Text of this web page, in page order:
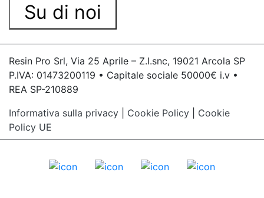
Su di noi
Resin Pro Srl, Via 25 Aprile – Z.I.snc, 19021 Arcola SP
P.IVA: 01473200119 • Capitale sociale 50000€ i.v •
REA SP-210889
Informativa sulla privacy
Cookie Policy
Cookie
Policy UE